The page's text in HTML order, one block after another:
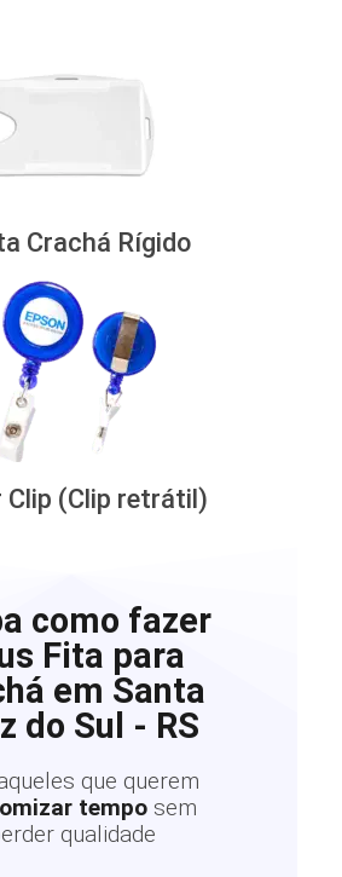
Crachá Rígido
Clip (Clip retrátil)
como fazer
Fita para
em Santa
do Sul - RS
que querem
tempo sem
qualidade